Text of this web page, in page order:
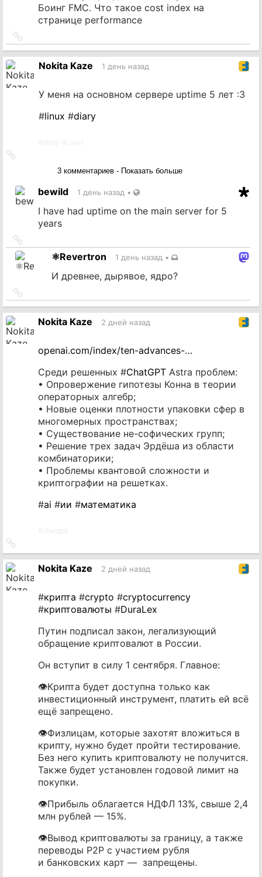
Боинг FMC. Что такое cost index на
странице performance
на
источник
Nokita Kaze 1 день назад
У меня на основном сервере uptime 5 лет :3
#linux #diary
3 комментариев - Показать больше
bewild 1 день назад •
I have had uptime on the main server for 5
years
на
источник⚛️Revertron 1 день назад •
И древнее, дырявое, ядро?
на
источник
Nokita Kaze 2 дней назад
openai.com/index/ten-advances-…
Среди решенных #ChatGPT Astra проблем:
• Опровержение гипотезы Конна в теории
операторных алгебр;
• Новые оценки плотности упаковки сфер в
многомерных пространствах;
• Существование не-софических групп;
• Решение трех задач Эрдёша из области
комбинаторики;
• Проблемы квантовой сложности и
криптографии на решетках.
#ai #ии #математика
на
источникNokita Kaze 2 дней назад
#крипта #crypto #cryptocurrency
#криптовалюты #DuraLex
Путин подписал закон, легализующий
обращение криптовалют в России.
Он вступит в силу 1 сентября. Главное:
👁Крипта будет доступна только как
инвестиционный инструмент, платить ей всё
ещё запрещено.
👁Физлицам, которые захотят вложиться в
крипту, нужно будет пройти тестирование.
Без него купить криптовалюту не получится.
Также будет установлен годовой лимит на
покупки.
👁Прибыль облагается НДФЛ 13%, свыше 2,4
млн рублей — 15%.
👁Вывод криптовалюты за границу, а также
переводы P2P с участием рубля
и банковских карт — запрещены.